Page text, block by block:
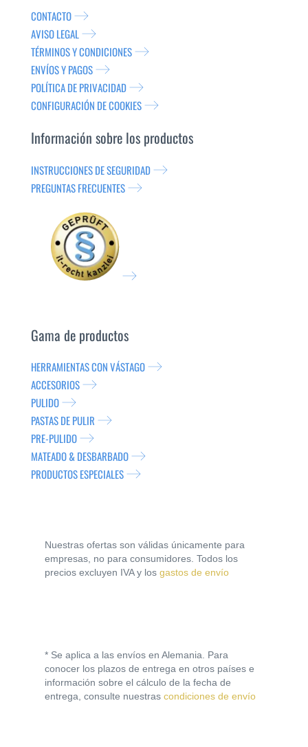
CONTACTO
AVISO LEGAL
TÉRMINOS Y CONDICIONES
ENVÍOS Y PAGOS
POLÍTICA DE PRIVACIDAD
CONFIGURACIÓN DE COOKIES
Información sobre los productos
INSTRUCCIONES DE SEGURIDAD
PREGUNTAS FRECUENTES
Gama de productos
HERRAMIENTAS CON VÁSTAGO
ACCESORIOS
PULIDO
PASTAS DE PULIR
PRE-PULIDO
MATEADO & DESBARBADO
PRODUCTOS ESPECIALES
Nuestras ofertas son válidas únicamente para
empresas, no para consumidores. Todos los
precios excluyen IVA y los gastos de envío
* Se aplica a las envíos en Alemania. Para
conocer los plazos de entrega en otros países e
información sobre el cálculo de la fecha de
entrega, consulte nuestras condiciones de envío